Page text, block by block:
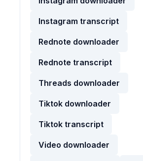
Instagram transcript
Rednote downloader
Rednote transcript
Threads downloader
Tiktok downloader
Tiktok transcript
Video downloader